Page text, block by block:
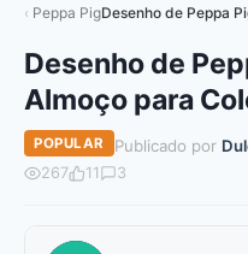
Peppa PigDesenho de Peppa
Desenho de
Almoço para
POPULAR Publicado por
267 11 3